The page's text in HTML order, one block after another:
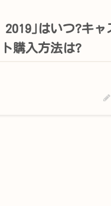
2019｣はいつ?キ
購入方法は?